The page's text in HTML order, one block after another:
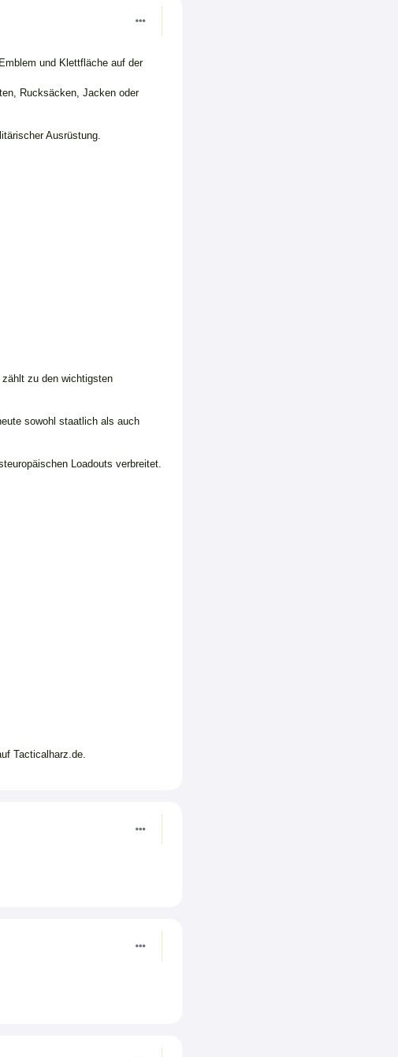
und Klettfläche auf der
Rucksäcken, Jacken oder
Ausrüstung.
zählt zu den wichtigsten
sowohl staatlich als auch
Loadouts verbreitet.
Tacticalharz.de.